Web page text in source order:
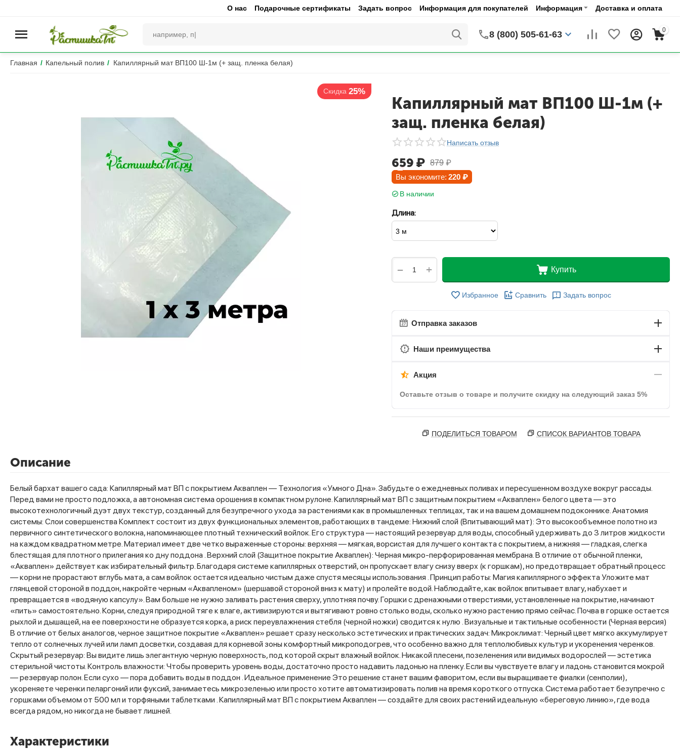
О нас Подарочные сертификаты Задать вопрос Информация для покупателей Информация Доставка и оплата
8 (800) 505-61-63 0
Главная / Капельный полив / Капиллярный мат ВП100 Ш-1м (+ защ. пленка белая)
Капиллярный мат ВП100 Ш-1м (+
защ. пленка белая)
Написать отзыв
659 ₽ 879 ₽
Вы экономите: 220 ₽
В наличии
Длина:
+
− Купить
Избранное Сравнить Задать вопрос
Отправка заказов
Наши преимущества
Акция
Оставьте отзыв о товаре и получите скидку на следующий заказ 5%
ПОДЕЛИТЬСЯ ТОВАРОМ СПИСОК ВАРИАНТОВ ТОВАРА
Описание
Белый бархат вашего сада: Капиллярный мат ВП с покрытием Акваплен — Технология «Умного Дна». Забудьте о ежедневных поливах и пересушенном воздухе вокруг рассады.
Перед вами не просто подложка, а автономная система орошения в компактном рулоне. Капиллярный мат ВП с защитным покрытием «Акваплен» белого цвета — это
высокотехнологичный дуэт двух текстур, созданный для безупречного ухода за растениями как в промышленных теплицах, так и на вашем домашнем подоконнике. Анатомия
системы: Слои совершенства Комплект состоит из двух функциональных элементов, работающих в тандеме: Нижний слой (Впитывающий мат): Это высокообъемное полотно из
первичного синтетического волокна, напоминающее плотный технический войлок. Его структура — настоящий резервуар для воды, способный удерживать до 3 литров жидкости
на каждом квадратном метре. Материал имеет две четко выраженные стороны: верхняя — мягкая, ворсистая для лучшего контакта с покрытием, а нижняя — гладкая, слегка
блестящая для плотного прилегания ко дну поддона . Верхний слой (Защитное покрытие Акваплен): Черная микро-перфорированная мембрана. В отличие от обычной пленки,
«Акваплен» действует как избирательный фильтр. Благодаря системе капиллярных отверстий, он пропускает влагу снизу вверх (к горшкам), но предотвращает обратный процесс
— корни не прорастают вглубь мата, а сам войлок остается идеально чистым даже спустя месяцы использования . Принцип работы: Магия капиллярного эффекта Уложите мат
глянцевой стороной в поддон, накройте черным «Аквапленом» (шершавой стороной вниз к мату) и пролейте водой. Наблюдайте, как войлок впитывает влагу, набухает и
превращается в «водяную капсулу». Вам больше не нужно заливать растения сверху, уплотняя почву. Горшки с дренажными отверстиями, установленные на покрытие, начинают
«пить» самостоятельно. Корни, следуя природной тяге к влаге, активизируются и вытягивают ровно столько воды, сколько нужно растению прямо сейчас. Почва в горшке остается
рыхлой и дышащей, на ее поверхности не образуется корка, а риск переувлажнения стебля (черной ножки) сводится к нулю . Визуальные и тактильные особенности (Черная версия)
В отличие от белых аналогов, черное защитное покрытие «Акваплен» решает сразу несколько эстетических и практических задач: Микроклимат: Черный цвет мягко аккумулирует
тепло от солнечных лучей или ламп досветки, создавая для корневой зоны комфортный микроподогрев, что особенно важно для теплолюбивых культур и укоренения черенков.
Скрытый резервуар: Вы видите лишь элегантную черную поверхность, под которой скрыт влажный войлок. Никакой плесени, позеленения или видимых водорослей — эстетика
стерильной чистоты. Контроль влажности: Чтобы проверить уровень воды, достаточно просто надавить ладонью на пленку. Если вы чувствуете влагу и ладонь становится мокрой
— резервуар полон. Если сухо — пора добавить воды в поддон . Идеальное применение Это решение станет вашим фаворитом, если вы выращиваете фиалки (сенполии),
укореняете черенки пеларгоний или фуксий, занимаетесь микрозеленью или просто хотите автоматизировать полив на время короткого отпуска. Система работает безупречно с
горшками объемом от 500 мл и торфяными таблетками . Капиллярный мат ВП с покрытием Акваплен — создайте для своих растений идеальную «береговую линию», где вода
всегда рядом, но никогда не бывает лишней.
Характеристики